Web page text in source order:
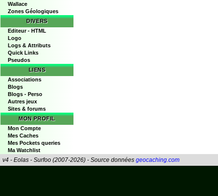
Wallace
Zones Géologiques
DIVERS
Editeur - HTML
Logo
Logs & Attributs
Quick Links
Pseudos
LIENS
Associations
Blogs
Blogs - Perso
Autres jeux
Sites & forums
MON PROFIL
Mon Compte
Mes Caches
Mes Pockets queries
Ma Watchlist
v4 - Eolas - Surfoo (2007-2026) - Source données geocaching.com